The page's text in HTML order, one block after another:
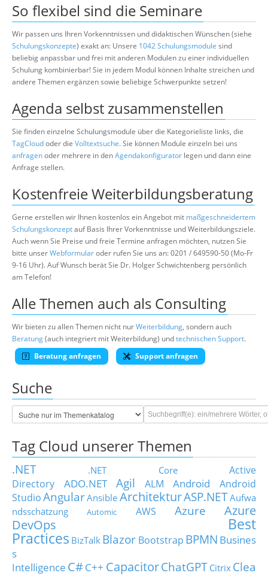
So flexibel sind die Seminare
Wir passen uns Ihren Vorkenntnissen und didaktischen Wünschen (siehe
Schulungskonzepte) exakt an: Unsere 1042 Schulungsmodule sind
beliebig anpassbar und frei mit anderen Modulen zu einer individuellen
Schulung kombinierbar! Sie in jedem Modul können Inhalte streichen und
andere Themen ergänzen sowie beliebige Schwerpunkte setzen!
Agenda selbst zusammenstellen
Sie finden einzelne Schulungsmodule über die Kategorieliste links, die
TagCloudoder die Volltextsuche. Sie können Module einzeln bei uns
anfragenoder mehrere in denAgendakonfigurator legen und dann eine
Anfrage stellen.
Kostenfreie Weiterbildungsberatung
Gerne erstellen wir Ihnen kostenlos ein Angebot mit maßgeschneidertem
Schulungskonzeptauf Basis Ihrer Vorkenntnisse und Weiterbildungsziele.
Auch wenn Sie Preise und freie Termine anfragen möchten, nutzen Sie
bitte unserWebformularoder rufen Sie uns an: 0201 / 649590-50 (Mo-Fr
9-16 Uhr). Auf Wunsch berät Sie Dr. Holger Schwichtenberg persönlich
am Telefon!
Alle Themen auch als Consulting
Wir bieten zu allen Themen nicht nurWeiterbildung, sondern auch
Beratung(auch integriert mit Weiterbildung) undtechnischen Support.
Beratung anfragen
Support anfragen
Suche
Tag Cloud unserer Themen
.NET .NET Core
Active
Directory
ADO.NET Agil ALM Android
Android
StudioAngularAnsible ArchitekturASP.NETAufwa
ndsschätzung
Automic AWS Azure
Azure
DevOps
Best
Practices BizTalk Blazor Bootstrap BPMN Busines
s
Intelligence C#C++ CapacitorChatGPT Citrix Clea